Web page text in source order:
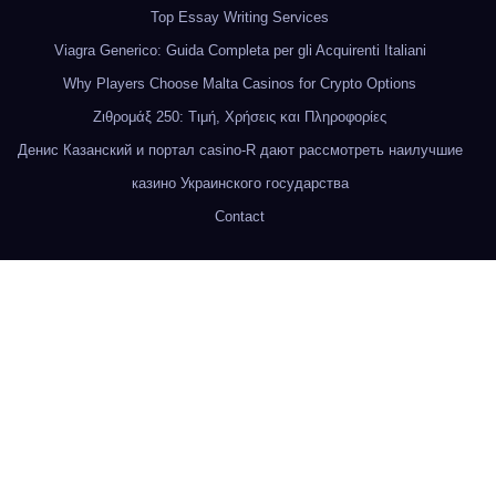
Top Essay Writing Services
Viagra Generico: Guida Completa per gli Acquirenti Italiani
Why Players Choose Malta Casinos for Crypto Options
Ζιθρομάξ 250: Τιμή, Χρήσεις και Πληροφορίες
Денис Казанский и портал casino-R дают рассмотреть наилучшие
казино Украинского государства
Contact